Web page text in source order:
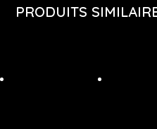
PRODUITS